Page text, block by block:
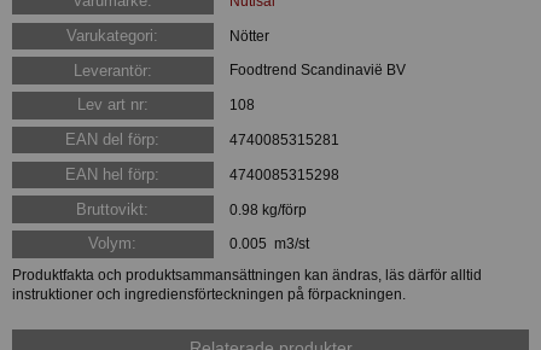
Varukategori: Nötter
Leverantör: Foodtrend Scandinavië BV
Lev art nr: 108
EAN del förp: 4740085315281
EAN hel förp: 4740085315298
Bruttovikt: 0.98 kg/förp
Volym:
0.005 m3/st
Produktfakta och produktsammansättningen kan ändras, läs därför alltid
instruktioner och ingrediensförteckningen på förpackningen.